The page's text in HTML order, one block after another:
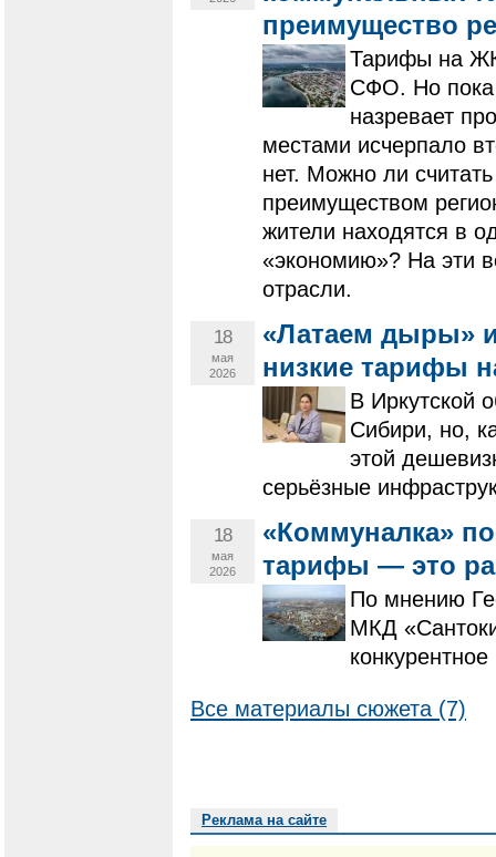
преимущество
Тарифы на
СФО. Но пока
назревает
местами исчерпало
нет. Можно ли
преимуществом
жители находятся в
«экономию»? На эти
отрасли.
18
мая
2026
«Латаем дыры»
низкие тарифы
В Иркутской
Сибири, но,
этой
серьёзные
18
мая
2026
«Коммуналка»
тарифы — это
По мнению
МКД
Все материалы сюжета (7)
Реклама на сайте